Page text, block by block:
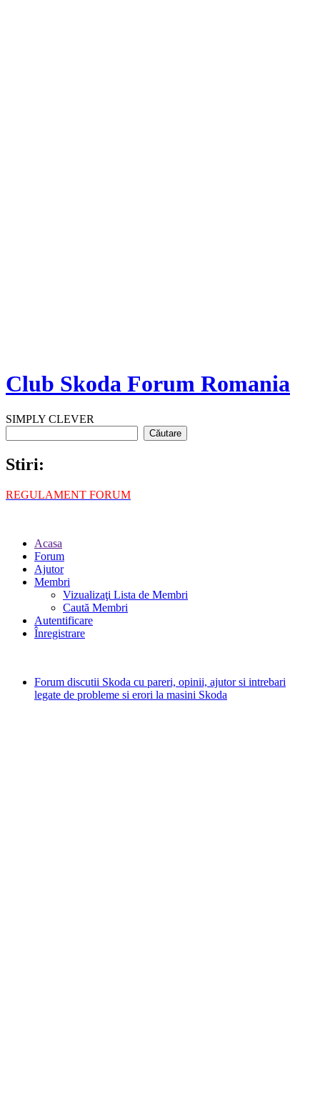
Club Skoda Forum Romania
SIMPLY CLEVER
Stiri:
REGULAMENT FORUM
Acasa
Forum
Ajutor
Membri
Vizualizaţi Lista de Membri
Caută Membri
Autentificare
Înregistrare
Forum discutii Skoda cu pareri, opinii, ajutor si intrebari
legate de probleme si erori la masini Skoda